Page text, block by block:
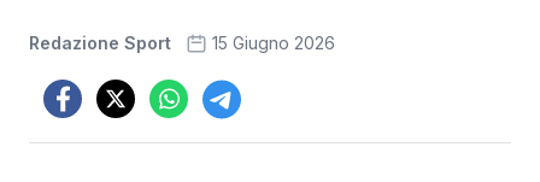
Redazione Sport 15 Giugno 2026